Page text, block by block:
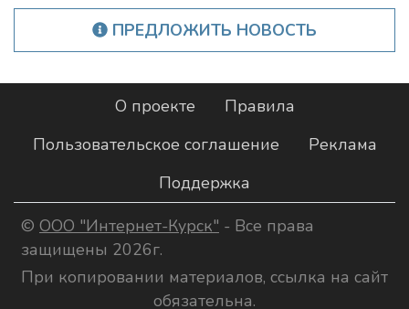
ПРЕДЛОЖИТЬ НОВОСТЬ
О проекте
Правила
Пользовательское соглашение
Реклама
Поддержка
© ООО "Интернет-Курск" - Все права
защищены 2026г.
При копировании материалов, ссылка на сайт
обязательна.